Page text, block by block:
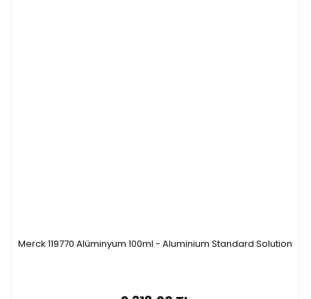
Merck 119770 Alüminyum 100ml - Aluminium Standard Solution